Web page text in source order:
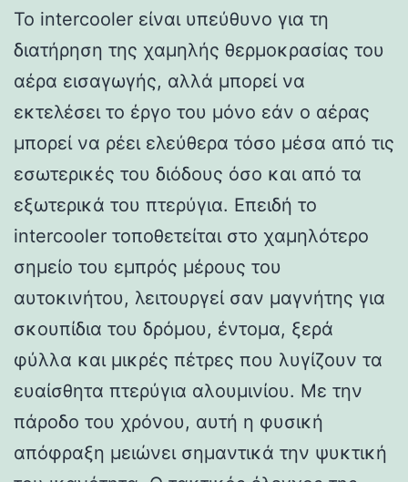
Το intercooler είναι υπεύθυνο για τη
διατήρηση της χαμηλής θερμοκρασίας του
αέρα εισαγωγής, αλλά μπορεί να
εκτελέσει το έργο του μόνο εάν ο αέρας
μπορεί να ρέει ελεύθερα τόσο μέσα από τις
εσωτερικές του διόδους όσο και από τα
εξωτερικά του πτερύγια. Επειδή το
intercooler τοποθετείται στο χαμηλότερο
σημείο του εμπρός μέρους του
αυτοκινήτου, λειτουργεί σαν μαγνήτης για
σκουπίδια του δρόμου, έντομα, ξερά
φύλλα και μικρές πέτρες που λυγίζουν τα
ευαίσθητα πτερύγια αλουμινίου. Με την
πάροδο του χρόνου, αυτή η φυσική
απόφραξη μειώνει σημαντικά την ψυκτική